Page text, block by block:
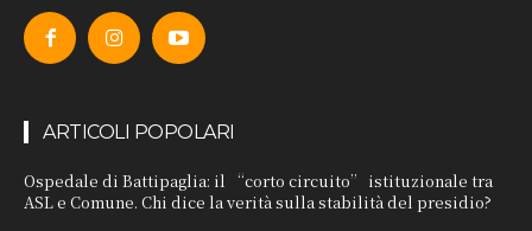
ARTICOLI POPOLARI
Ospedale di Battipaglia: il “corto circuito” istituzionale tra
ASL e Comune. Chi dice la verità sulla stabilità del presidio?